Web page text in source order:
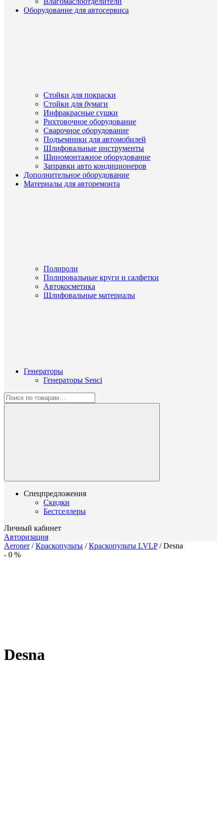
Оборудование для автосервиса
Стойки для покраски
Стойки для бумаги
Инфракрасные сушки
Рихтовочное оборудование
Сварочное оборудование
Подъемники для автомобилей
Шлифовальные инструменты
Шиномонтажное оборудование
Заправки авто кондиционеров
Дополнительное оборудование
Материалы для авторемонта
Полироли
Полировальные круги и салфетки
Автокосметика
Шлифовальные материалы
Генераторы
Генераторы Senci
Спецпредложения
Скидки
Бестселлеры
Личный кабинет
Авторизация
Aeroner/Краскопульты /Краскопульты LVLP/Desna
- 0 %
Desna